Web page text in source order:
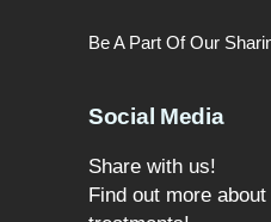
Be A Part Of Our
Social Media
Share with us!
Find out more